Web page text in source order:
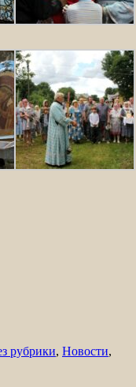
рубрики, Новости,